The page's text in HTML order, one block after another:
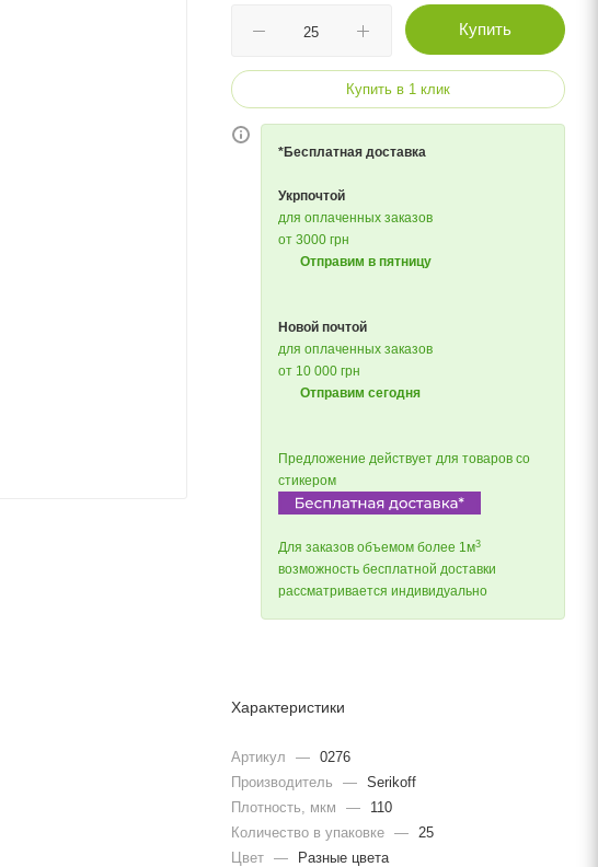
Купить
Купить в 1 клик
*Бесплатная доставка
Укрпочтой
для оплаченных заказов
от 3000 грн
Отправим в пятницу
Новой почтой
для оплаченных заказов
от 10 000 грн
Отправим сегодня
Предложение действует для товаров со
стикером
Для заказов объемом более 1м3
возможность бесплатной доставки
рассматривается индивидуально
Характеристики
Артикул — 0276
Производитель
— Serikoff
Плотность, мкм
—
110
Количество в упаковке —
25
Цвет —
Разные цвета